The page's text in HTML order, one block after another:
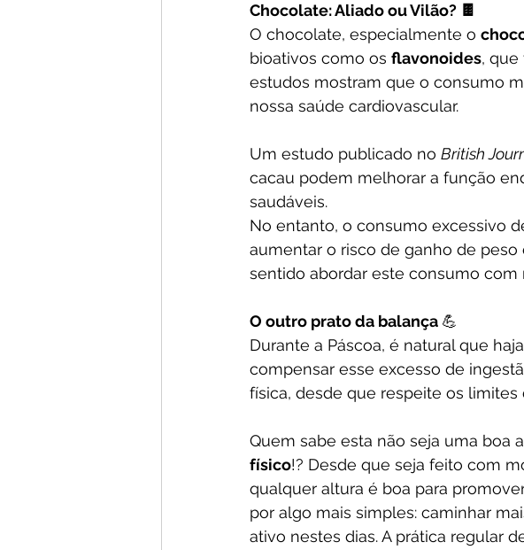
Chocolate: Aliado ou Vilão? 🍫
O chocolate, especialmente o
bioativos como os flavonoides, que
estudos mostram que o consumo
nossa saúde cardiovascular.
Um estudo publicado no British
cacau podem melhorar a função
saudáveis.
No entanto, o consumo excessivo
aumentar o risco de ganho de
sentido abordar este consumo
O outro prato da balança 💪
Durante a Páscoa, é natural que
compensar esse excesso de
física, desde que respeite os limites
Quem sabe esta não seja uma boa
físico!? Desde que seja feito com
qualquer altura é boa para
por algo mais simples: caminhar
ativo nestes dias. A prática regular